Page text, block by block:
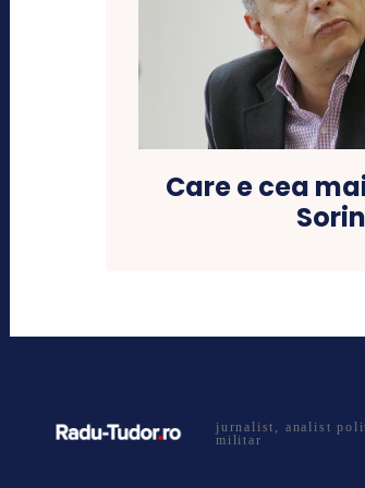
Care e cea
jurnalist, analist
militar